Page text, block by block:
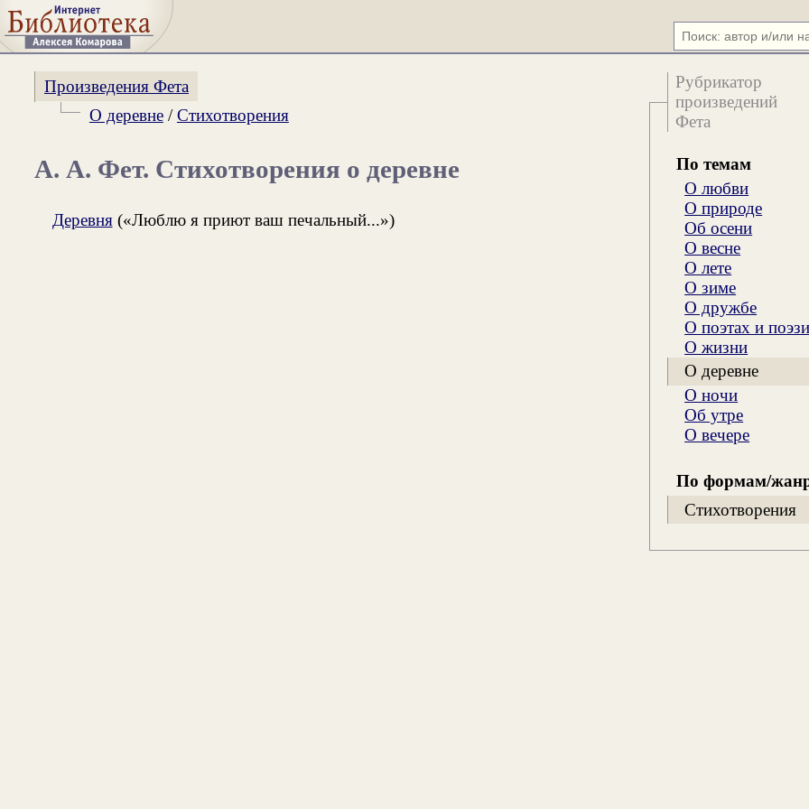
Рубрикатор
произведений
Фета
По темам
О любви
О природе
Об осени
О весне
О лете
О зиме
О дружбе
О поэтах и
О жизни
О деревне
О ночи
Об утре
О вечере
По формам/
Стихотворения
Произведения Фета
О деревне/Стихотворения
А. А. Фет. Стихотворения о деревне
Деревня(«Люблю я приют ваш печальный...»)